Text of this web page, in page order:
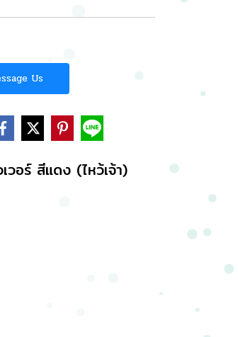
Us
วอร์ สีแดง (ไหว้เจ้า)